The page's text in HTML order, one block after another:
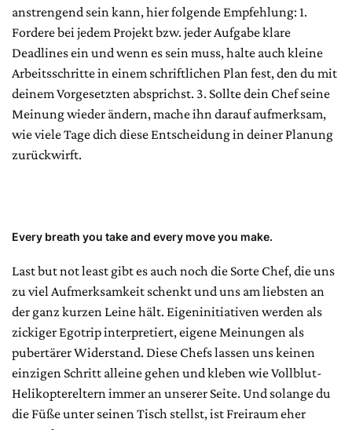
anstrengend sein kann, hier folgende Empfehlung: 1.
Fordere bei jedem Projekt bzw. jeder Aufgabe klare
Deadlines ein und wenn es sein muss, halte auch kleine
Arbeitsschritte in einem schriftlichen Plan fest, den du mit
deinem Vorgesetzten absprichst. 3. Sollte dein Chef seine
Meinung wieder ändern, mache ihn darauf aufmerksam,
wie viele Tage dich diese Entscheidung in deiner Planung
zurückwirft.
Every breath you take and every move you make.
Last but not least gibt es auch noch die Sorte Chef, die uns
zu viel Aufmerksamkeit schenkt und uns am liebsten an
der ganz kurzen Leine hält. Eigeninitiativen werden als
zickiger Egotrip interpretiert, eigene Meinungen als
pubertärer Widerstand. Diese Chefs lassen uns keinen
einzigen Schritt alleine gehen und kleben wie Vollblut-
Helikoptereltern immer an unserer Seite. Und solange du
die Füße unter seinen Tisch stellst, ist Freiraum eher